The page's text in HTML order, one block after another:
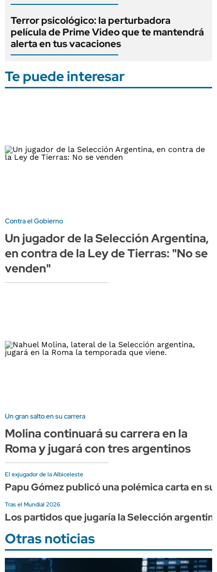
Terror psicológico: la perturbadora
película de Prime Video que te mantendrá
alerta en tus vacaciones
Te puede interesar
Contra el Gobierno
Un jugador de la Selección Argentina,
en contra de la Ley de Tierras: "No se
venden"
Un gran salto en su carrera
Molina continuará su carrera en la
Roma y jugará con tres argentinos
El exjugador de la Albiceleste
Papu Gómez publicó una polémica carta en
Tras el Mundial 2026
Los partidos que jugaría la Selección
Otras noticias